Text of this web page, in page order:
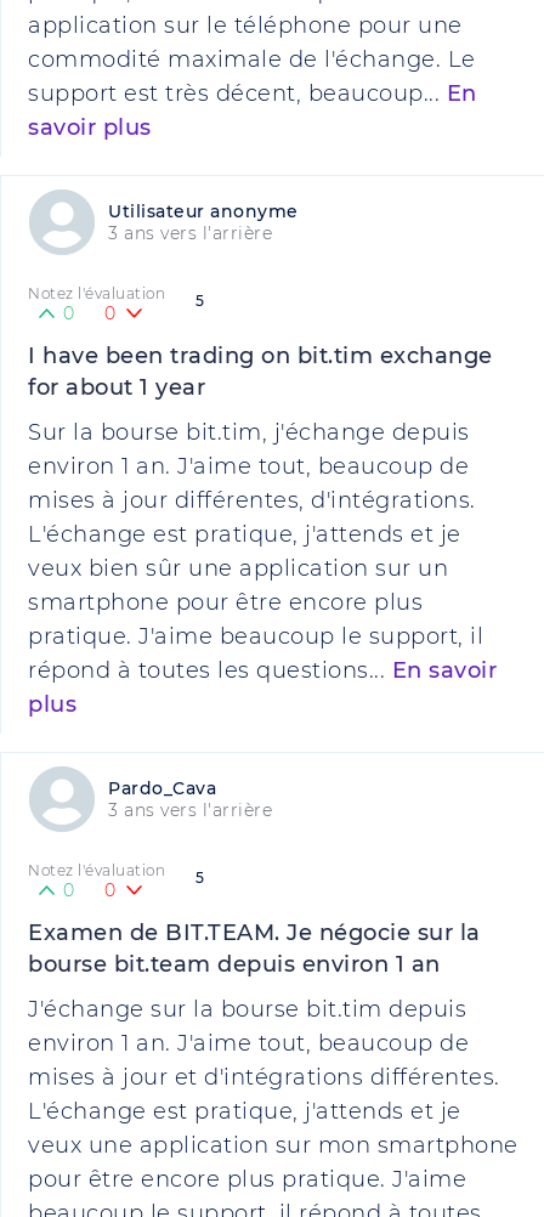
application sur le téléphone pour une
commodité maximale de l'échange. Le
support est très décent, beaucoup... En
savoir plus
Utilisateur anonyme
3 ans vers l'arrière
5
Notez l'évaluation
0 0
I have been trading on bit.tim exchange
for about 1 year
Sur la bourse bit.tim, j'échange depuis
environ 1 an. J'aime tout, beaucoup de
mises à jour différentes, d'intégrations.
L'échange est pratique, j'attends et je
veux bien sûr une application sur un
smartphone pour être encore plus
pratique. J'aime beaucoup le support, il
répond à toutes les questions... En savoir
plus
Pardo_Cava
3 ans vers l'arrière
5
Notez l'évaluation
0 0
Examen de BIT.TEAM. Je négocie sur la
bourse bit.team depuis environ 1 an
J'échange sur la bourse bit.tim depuis
environ 1 an. J'aime tout, beaucoup de
mises à jour et d'intégrations différentes.
L'échange est pratique, j'attends et je
veux une application sur mon smartphone
pour être encore plus pratique. J'aime